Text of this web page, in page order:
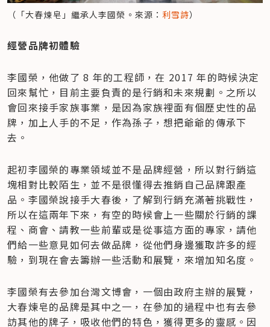
（「大春煉皂」繼承人李國榮。來源：利雪詩）
經營品牌初體驗
李國榮，他做了 8 年的工程師，在 2017 年的時候決定
回來幫忙，目前主要負責的是行銷和未來規劃。之所以
會回來接手家族事業，是因為家族裡面有個歷史性的品
牌，加上人手的不足，作為孫子，想把爺爺的傳承下
去。
起初李國榮的專業領域並不是品牌經營，所以對行銷這
塊相對比較陌生，並不是很懂得去推銷自己品牌跟產
品。李國榮說接手大春後，了解到行銷充滿著挑戰性，
所以在這兩年下來，有空的時候會上一些關於行銷的課
程、商會、請教一些前輩或是從事這方面的專家，請他
們給一些意見如何去做品牌，從他們身邊獲取許多的經
驗，到現在會去籌辦一些活動和展覽，來增加知名度。
李國榮有去參加台灣文博會，一個由政府主辦的展覽，
大春煉皂的品牌是其中之一，在參加的過程中也有去參
訪其他的牌子，吸收他們的特色，獲得更多的靈感。因